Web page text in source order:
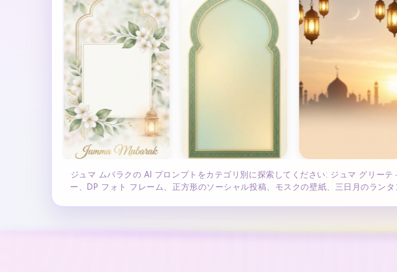
ジュマ ムバラクの AI プロンプトをカテゴリ別に探索してください: ジュマ グリー
ー、DP フォト フレーム、正方形のソーシャル投稿、モスクの壁紙、三日月のラン